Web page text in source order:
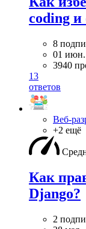
coding и
8
01 июн.
3940
13
ответов
Веб-
+2 ещё
Как
Django?
2